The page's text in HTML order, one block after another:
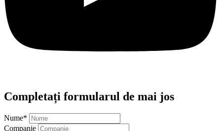
Completați formularul de mai jos
Nume*
Companie